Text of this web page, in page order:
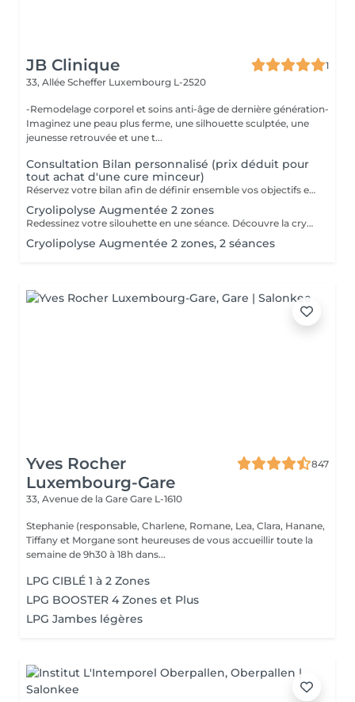
JB Clinique
1
33, Allée Scheffer Luxembourg L-2520
-Remodelage corporel et soins anti-âge de dernière génération-
Imaginez une peau plus ferme, une silhouette sculptée, une
jeunesse retrouvée et une t...
Consultation Bilan personnalisé (prix déduit pour
tout achat d'une cure minceur)
Réservez votre bilan afin de définir ensemble vos objectifs et determiner le protocole de remodelage corporel le plus adapté à votre silhouette Des personnes peuvent présenter des contre-indications à certains traitements. Il est donc préférable de réserver un bilan silhouette avant tout achat de soin.
Cryolipolyse Augmentée 2 zones
Redessinez votre silouhette en une séance. Découvre la cryolipolise augmentée, une technologie haute gamme, fariquée en France par ContourParis. Éliminez les amas graisseux grâce à l'efficacité du froid. Il est possible qu'il y ait des contre-indications à la réalisation de ce soin. Si vous n'êtes jamais venu, je vous conseille de réserver au préalable un bilan silhouette ou de téléphoner au cabinet.
Cryolipolyse Augmentée 2 zones, 2 séances
Yves Rocher
Luxembourg-Gare
847
33, Avenue de la Gare Gare L-1610
Stephanie (responsable, Charlene, Romane, Lea, Clara, Hanane,
Tiffany et Morgane sont heureuses de vous accueillir toute la
semaine de 9h30 à 18h dans...
LPG CIBLÉ 1 à 2 Zones
LPG BOOSTER 4 Zones et Plus
LPG Jambes légères